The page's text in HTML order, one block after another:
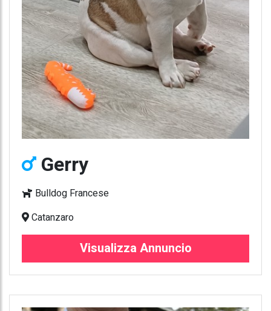
Gerry
Bulldog Francese
Catanzaro
Visualizza Annuncio